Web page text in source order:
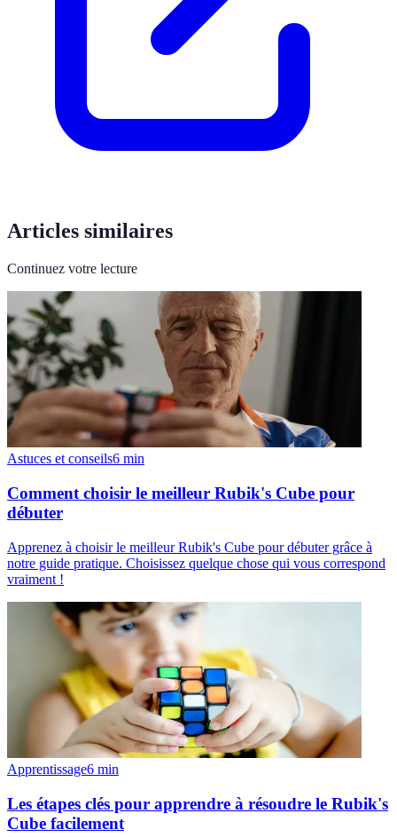
Articles similaires
Continuez votre lecture
Astuces et conseils6 min
Comment choisir le meilleur Rubik's Cube pour
débuter
Apprenez à choisir le meilleur Rubik's Cube pour débuter grâce à
notre guide pratique. Choisissez quelque chose qui vous correspond
vraiment !
Apprentissage6 min
Les étapes clés pour apprendre à résoudre le Rubik's
Cube facilement